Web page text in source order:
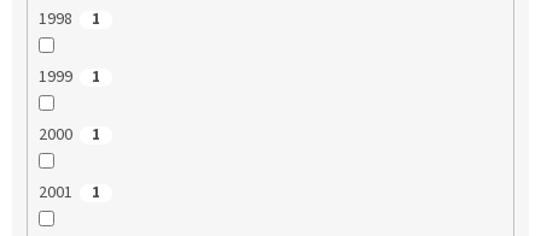
1998 1
1999 1
2000 1
2001 1